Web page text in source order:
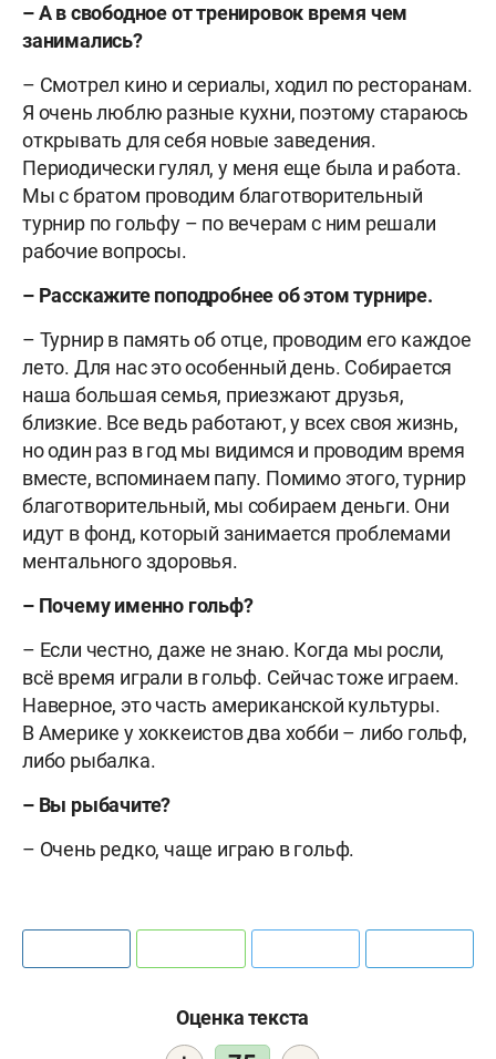
–А в свободное от тренировок время чем
занимались?
– Смотрел кино и сериалы, ходил по ресторанам.
Я очень люблю разные кухни, поэтому стараюсь
открывать для себя новые заведения.
Периодически гулял, у меня еще была и работа.
Мы с братом проводим благотворительный
турнир по гольфу – по вечерам с ним решали
рабочие вопросы.
– Расскажите поподробнее об этом турнире.
– Турнир в память об отце, проводим его каждое
лето. Для нас это особенный день. Собирается
наша большая семья, приезжают друзья,
близкие. Все ведь работают, у всех своя жизнь,
но один раз в год мы видимся и проводим время
вместе, вспоминаем папу. Помимо этого, турнир
благотворительный, мы собираем деньги. Они
идут в фонд, который занимается проблемами
ментального здоровья.
– Почему именно гольф?
– Если честно, даже не знаю. Когда мы росли,
всё время играли в гольф. Сейчас тоже играем.
Наверное, это часть американской культуры.
В Америке у хоккеистов два хобби – либо гольф,
либо рыбалка.
– Вы рыбачите?
– Очень редко, чаще играю в гольф.
Оценка текста